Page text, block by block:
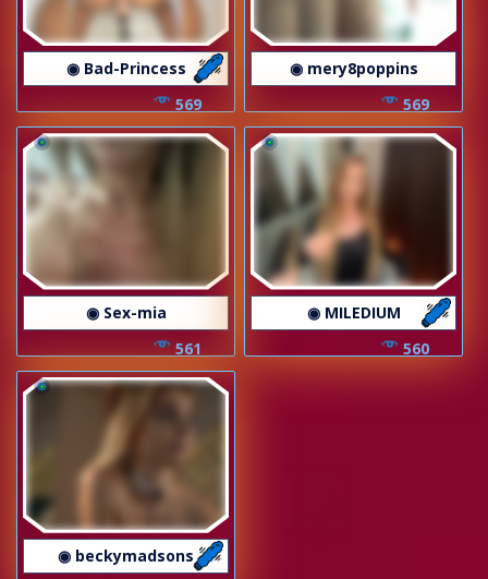
◉ Bad-Princess
569
◉ mery8poppins
569
◉ Sex-mia
561
◉ MILEDIUM
560
◉ beckymadsons